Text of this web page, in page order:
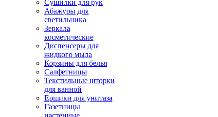
Сушилки для рук
Абажуры для
светильника
Зеркала
косметические
Диспенсеры для
жидкого мыла
Корзины для белья
Салфетницы
Текстильные шторки
для ванной
Ершики для унитаза
Газетницы
настенные